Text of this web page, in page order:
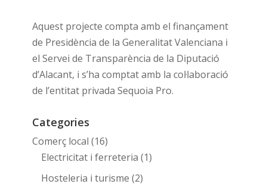
Aquest projecte compta amb el finançament
de Presidència de la Generalitat Valenciana i
el Servei de Transparència de la Diputació
d’Alacant, i s’ha comptat amb la col·laboració
de l’entitat privada Sequoia Pro.
Categories
Comerç local (16)
Electricitat i ferreteria (1)
Hosteleria i turisme (2)